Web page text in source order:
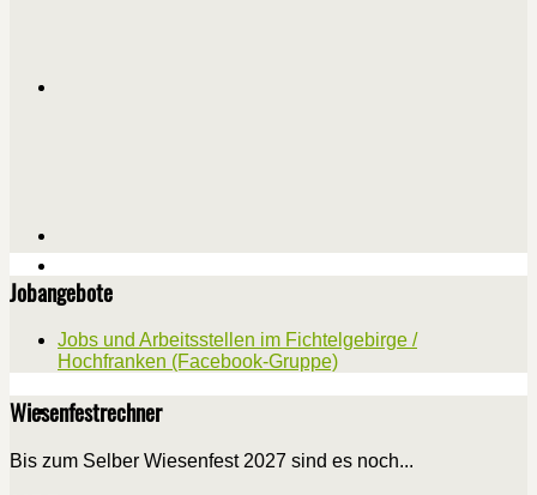
Jobangebote
Jobs und Arbeitsstellen im Fichtelgebirge /
Hochfranken (Facebook-Gruppe)
Wiesenfestrechner
Bis zum Selber Wiesenfest 2027 sind es noch...